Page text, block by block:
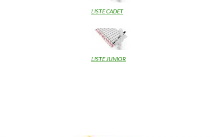
LISTE CADET
LISTE JUNIOR